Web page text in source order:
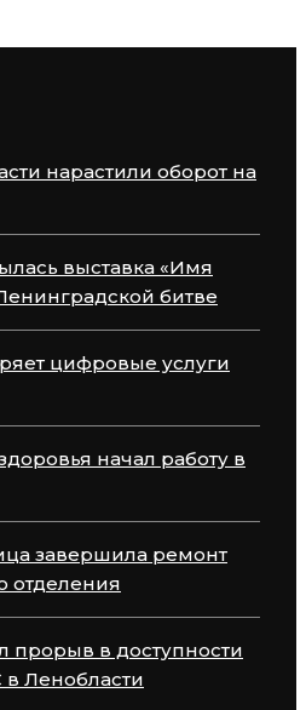
нарастили оборот на
выставка «Имя
битве
цифровые услуги
начал работу в
завершила ремонт
отделения
прорыв в доступности
Ленобласти